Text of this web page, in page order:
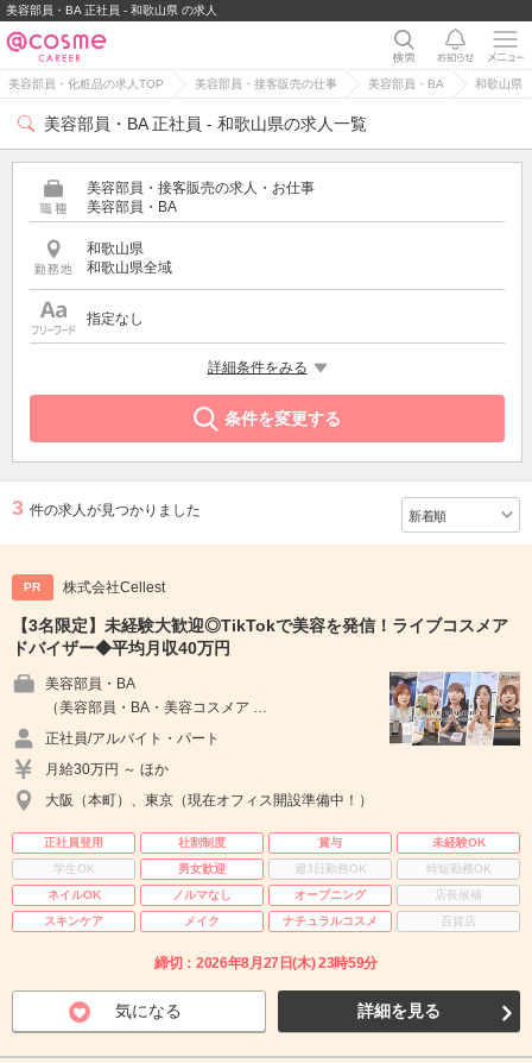
美容部員・BA 正社員 - 和歌山県 の求人
美容部員・化粧品の求人TOP 美容部員・接客販売の仕事 美容部員・BA 和歌山県
美容部員・BA 正社員 - 和歌山県の求人一覧
美容部員・接客販売の求人・お仕事
美容部員・BA
和歌山県
和歌山県全域
指定なし
詳細条件をみる
条件を変更する
3 件の求人が見つかりました
PR 株式会社Cellest
【3名限定】未経験大歓迎◎TikTokで美容を発信！ライブコスメア
ドバイザー◆平均月収40万円
美容部員・BA
（美容部員・BA・美容コスメア …
正社員/アルバイト・パート
月給30万円 ～ ほか
大阪（本町）、東京（現在オフィス開設準備中！）
正社員登用 社割制度 賞与
未経験OK
学生OK
男女歓迎 週3日勤務OK
時短勤務OK
ネイルOK
ノルマなし オープニング
店長候補
スキンケア
メイク ナチュラルコスメ 百貨店
締切：2026年8月27日(木) 23時59分
気になる 詳細を見る